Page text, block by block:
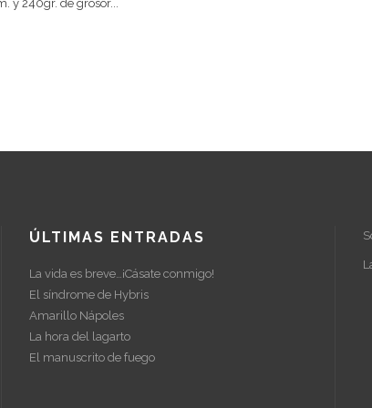
y 240gr. de grosor...
ÚLTIMAS ENTRADAS
La vida es breve…¡Cásate conmigo!
El síndrome de Hybris
Amarillo Nápoles
La hora del lagarto
El manuscrito de fuego